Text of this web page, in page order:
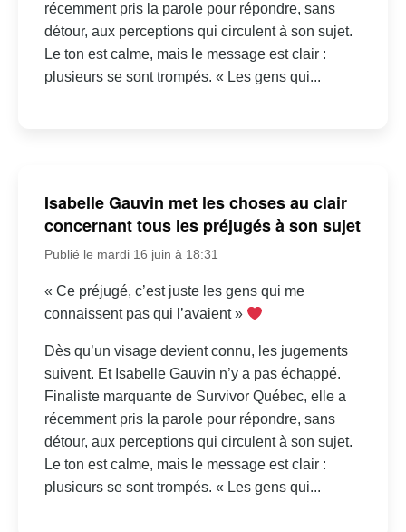
récemment pris la parole pour répondre, sans
détour, aux perceptions qui circulent à son sujet.
Le ton est calme, mais le message est clair :
plusieurs se sont trompés. « Les gens qui...
Isabelle Gauvin met les choses au clair
concernant tous les préjugés à son sujet
Publié le mardi 16 juin à 18:31
« Ce préjugé, c’est juste les gens qui me
connaissent pas qui l’avaient »
Dès qu’un visage devient connu, les jugements
suivent. Et Isabelle Gauvin n’y a pas échappé.
Finaliste marquante de Survivor Québec, elle a
récemment pris la parole pour répondre, sans
détour, aux perceptions qui circulent à son sujet.
Le ton est calme, mais le message est clair :
plusieurs se sont trompés. « Les gens qui...